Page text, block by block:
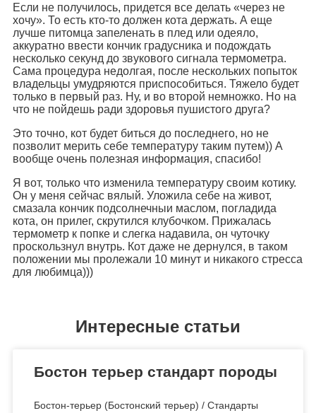
Если не получилось, придется все делать «через не
хочу». То есть кто-то должен кота держать. А еще
лучше питомца запеленать в плед или одеяло,
аккуратно ввести кончик градусника и подождать
несколько секунд до звукового сигнала термометра.
Сама процедура недолгая, после нескольких попыток
владельцы умудряются приспособиться. Тяжело будет
только в первый раз. Ну, и во второй немножко. Но на
что не пойдешь ради здоровья пушистого друга?
Это точно, кот будет биться до последнего, но не
позволит мерить себе температуру таким путем)) А
вообще очень полезная информация, спасибо!
Я вот, только что изменила температуру своим котику.
Он у меня сейчас вялый. Уложила себе на живот,
смазала кончик подсолнечныи маслом, погладида
кота, он прилег, скрутился клубочком. Прижалась
термометр к попке и слегка надавила, он чуточку
проскользнул внутрь. Кот даже не дернулся, в таком
положении мы пролежали 10 минут и никакого стресса
для любимца)))
Интересные статьи
Бостон терьер стандарт породы
Бостон-терьер (Бостонский терьер) / Стандарты